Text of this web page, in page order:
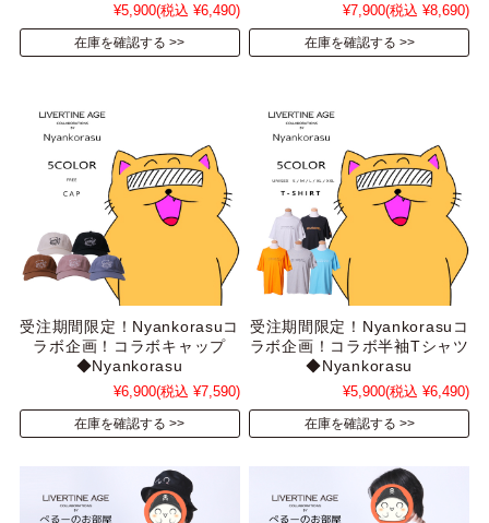
¥5,900(税込 ¥6,490)
在庫を確認する
¥7,900(税込 ¥8,690)
在庫を確認する
受注期間限定！Nyankorasuコ
ラボ企画！コラボキャップ
◆Nyankorasu
¥6,900(税込 ¥7,590)
在庫を確認する
受注期間限定！Nyankorasuコ
ラボ企画！コラボ半袖Tシャツ
◆Nyankorasu
¥5,900(税込 ¥6,490)
在庫を確認する